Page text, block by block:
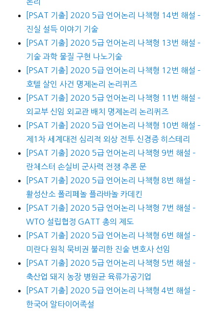
[PSAT 기출] 2020 5급 언어논리 나책형 14번 해설 –
진실 설득 이야기 기술
[PSAT 기출] 2020 5급 언어논리 나책형 13번 해설 –
기술 과학 물질 구현 나노기술
[PSAT 기출] 2020 5급 언어논리 나책형 12번 해설 –
호텔 살인 사건 명제논리 논리퀴즈
[PSAT 기출] 2020 5급 언어논리 나책형 11번 해설 –
외교부 신임 외교관 배치 명제논리 논리퀴즈
[PSAT 기출] 2020 5급 언어논리 나책형 10번 해설 –
제1차 세계대전 심리적 외상 전투 신경증 히스테리
[PSAT 기출] 2020 5급 언어논리 나책형 9번 해설 –
란체스터 손실비 군사력 전쟁 추론 문
[PSAT 기출] 2020 5급 언어논리 나책형 8번 해설 –
활성산소 폴리페놀 플라바놀 카데킨
[PSAT 기출] 2020 5급 언어논리 나책형 7번 해설 –
WTO 설립협정 GATT 총의 제도
[PSAT 기출] 2020 5급 언어논리 나책형 6번 해설 –
미란다 원칙 묵비권 불리한 진술 변호사 선임
[PSAT 기출] 2020 5급 언어논리 나책형 5번 해설 –
축산업 돼지 농장 병원균 육류가공기업
[PSAT 기출] 2020 5급 언어논리 나책형 4번 해설 –
한국어 알타이어족설